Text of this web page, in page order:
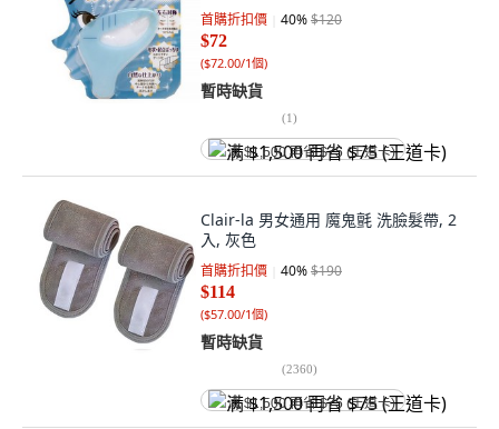
首購折扣價 40%$120
$72
($72.00/1個)
暫時缺貨
(1)
满 $1,500 再省 $75 (王道卡)
Clair-la 男女通用 魔鬼氈 洗臉髮帶, 2
入, 灰色
首購折扣價 40%$190
$114
($57.00/1個)
暫時缺貨
(2360)
满 $1,500 再省 $75 (王道卡)